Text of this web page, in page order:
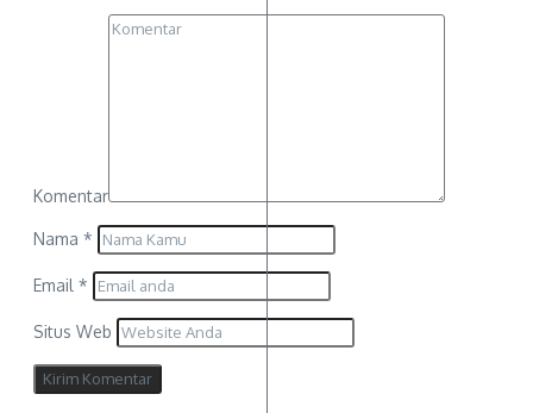
Komentar
Nama *
Email *
Situs Web